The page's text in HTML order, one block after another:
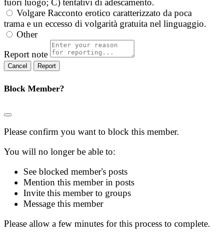
fuori luogo; C) tentativi di adescamento.
Volgare Racconto erotico caratterizzato da poca
trama e un eccesso di volgarità gratuita nel linguaggio.
Other
Report note
Report
Block Member?
Please confirm you want to block this member.
You will no longer be able to:
See blocked member's posts
Mention this member in posts
Invite this member to groups
Message this member
Please allow a few minutes for this process to complete.